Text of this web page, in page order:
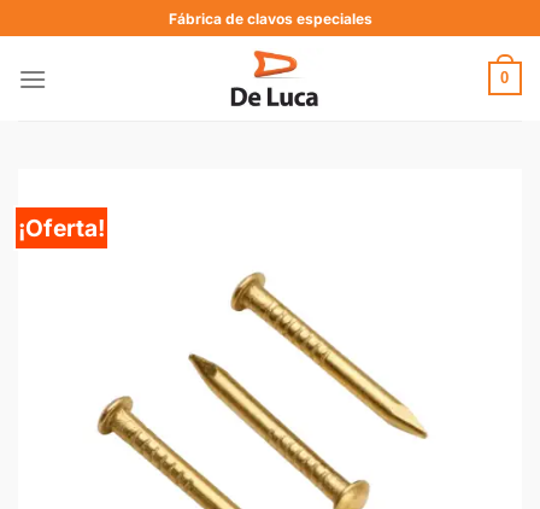
Fábrica de clavos especiales
0
¡Oferta!